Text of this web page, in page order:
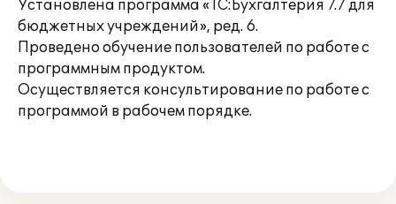
Установлена программа «1С:Бухгалтерия 7.7 для
бюджетных учреждений», ред. 6.
Проведено обучение пользователей по работе с
программным продуктом.
Осуществляется консультирование по работе с
программой в рабочем порядке.